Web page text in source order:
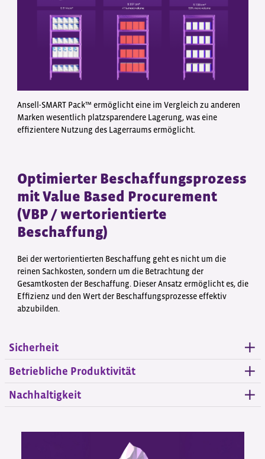
Ansell-SMART Pack™ ermöglicht eine im Vergleich zu anderen
Marken wesentlich platzsparendere Lagerung, was eine
effizientere Nutzung des Lagerraums ermöglicht.
Optimierter Beschaffungsprozess
mit Value Based Procurement
(VBP / wertorientierte
Beschaffung)
Bei der wertorientierten Beschaffung geht es nicht um die
reinen Sachkosten, sondern um die Betrachtung der
Gesamtkosten der Beschaffung. Dieser Ansatz ermöglicht es, die
Effizienz und den Wert der Beschaffungsprozesse effektiv
abzubilden.
Sicherheit
Betriebliche Produktivität
Nachhaltigkeit